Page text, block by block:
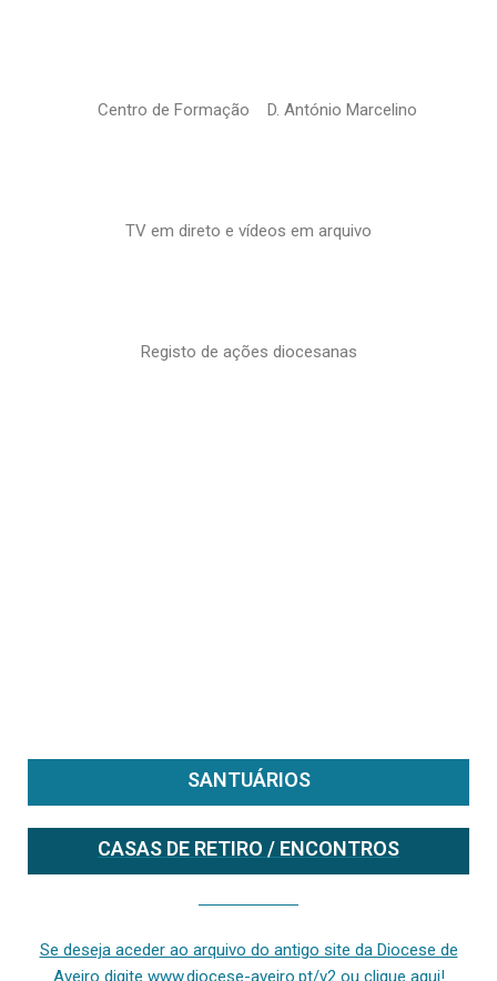
Centro de Formação D. António Marcelino
TV em direto e vídeos em arquivo
Registo de ações diocesanas
SANTUÁRIOS
CASAS DE RETIRO / ENCONTROS
Se deseja aceder ao arquivo do antigo site da Diocese de
Aveiro digite www.diocese-aveiro.pt/v2 ou clique aqui!